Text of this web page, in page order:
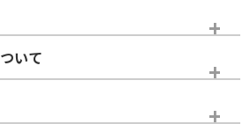
観により判断しておりますので、あら
めご了承ください。
いて